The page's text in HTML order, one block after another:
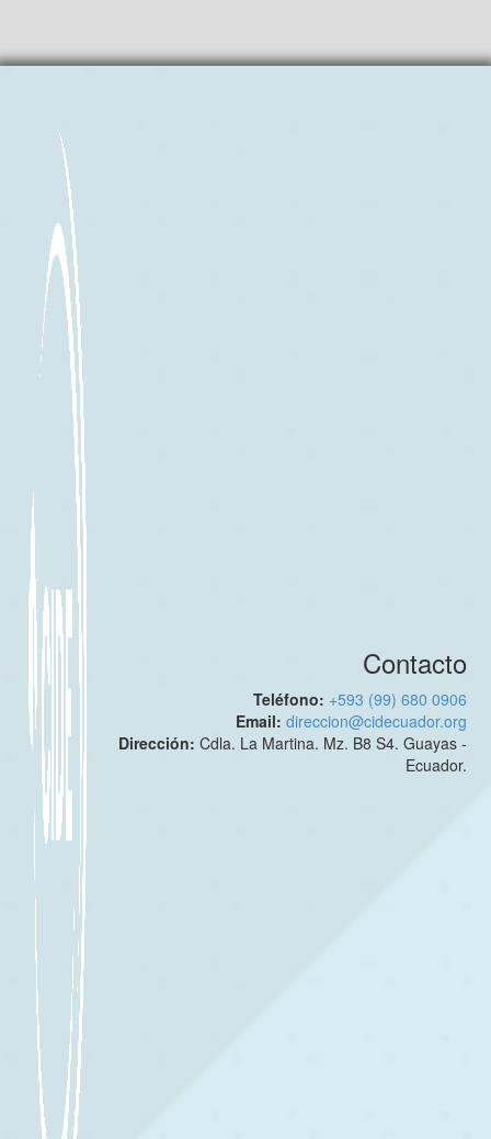
Contacto
Teléfono: +593 (99) 680 0906
Email:direccion@cidecuador.org
Dirección:Cdla. La Martina. Mz. B8 S4. Guayas -
Ecuador.